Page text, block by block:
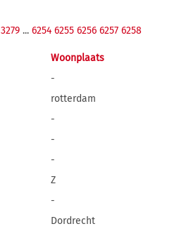
3279 ... 6254 6255 6256 6257 6258
Woonplaats
-
rotterdam
-
-
-
Z
-
Dordrecht